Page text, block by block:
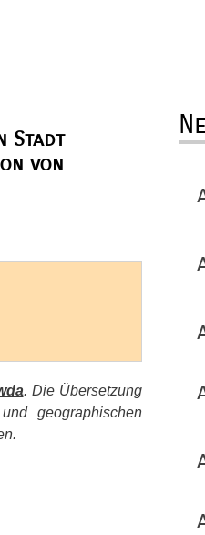
Stadt
von
. Die Übersetzung
geographischen